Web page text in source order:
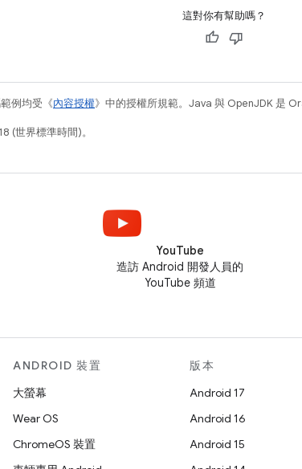
這對你有幫助嗎？
例均受《內容授權》中的授權所規範。Java 與 OpenJDK 是
(世界標準時間)。
YouTube
造訪 Android 開發人員的
YouTube 頻道
ANDROID 裝置
大螢幕
Wear OS
ChromeOS 裝置
版本
Android 17
Android 16
Android 15